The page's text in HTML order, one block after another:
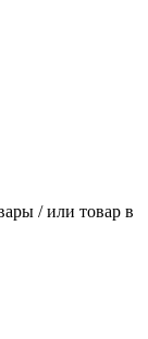
/ или товар в